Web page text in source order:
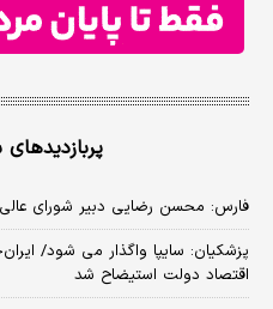
فارس: محسن رضایی دبیر شورای
پزشکیان: سایپا واگذار می شود/
اقتصاد دولت استیضاح شد